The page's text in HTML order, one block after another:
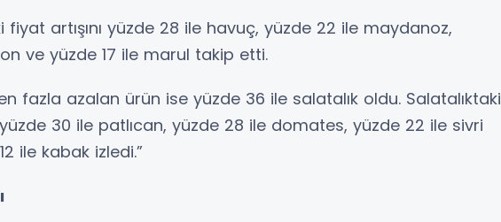
artışını yüzde 28 ile havuç, yüzde 22 ile maydanoz,
ve yüzde 17 ile marul takip etti.
fazla azalan ürün ise yüzde 36 ile salatalık oldu. Salatalıktaki
30 ile patlıcan, yüzde 28 ile domates, yüzde 22 ile sivri
ile kabak izledi.”